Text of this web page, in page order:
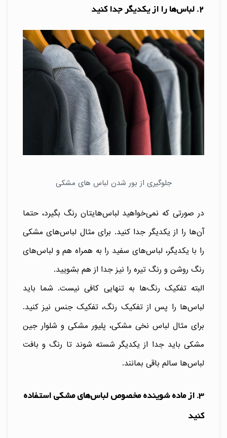
2. لباس‌ها را از یکدیگر جدا کنید
جلوگیری از بور شدن لباس های مشکی
در صورتی که نمی‌خواهید لباس‌هایتان رنگ بگیرد، حتما
آن‌ها را از یکدیگر جدا کنید. برای مثال لباس‌های مشکی
را با یکدیگر، لباس‌های سفید را به همراه هم و لباس‌های
رنگ روشن و رنگ تیره را نیز جدا از هم بشویید.
البته تفکیک رنگ‌ها به تنهایی کافی نیست. شما باید
لباس‌ها را پس از تفکیک رنگ، تفکیک جنس نیز کنید.
برای مثال لباس نخی مشکی، پلیور مشکی و شلوار جین
مشکی باید جدا از یکدیگر شسته شوند تا رنگ و بافت
لباس‌ها سالم باقی بمانند.
3. از ماده شوینده مخصوص لباس‌های مشکی استفاده
کنید